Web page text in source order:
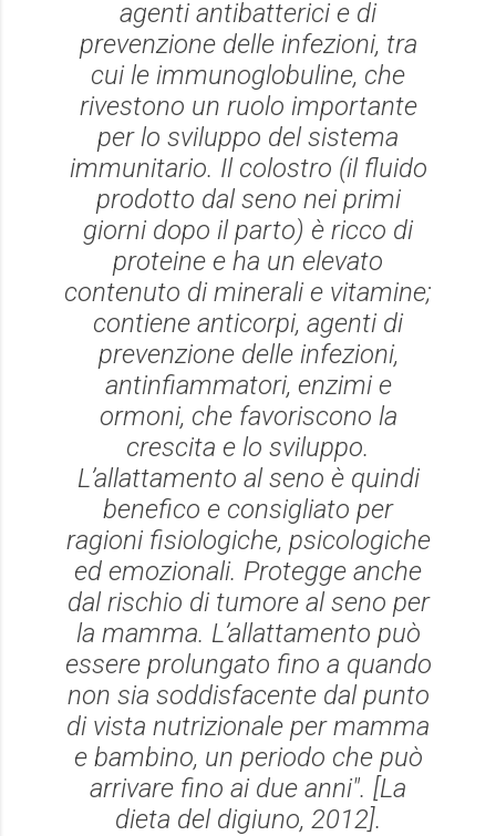
agenti antibatterici e di
prevenzione delle infezioni, tra
cui le immunoglobuline, che
rivestono un ruolo importante
per lo sviluppo del sistema
immunitario. Il colostro (il fluido
prodotto dal seno nei primi
giorni dopo il parto) è ricco di
proteine e ha un elevato
contenuto di minerali e vitamine;
contiene anticorpi, agenti di
prevenzione delle infezioni,
antinfiammatori, enzimi e
ormoni, che favoriscono la
crescita e lo sviluppo.
L’allattamento al seno è quindi
benefico e consigliato per
ragioni fisiologiche, psicologiche
ed emozionali. Protegge anche
dal rischio di tumore al seno per
la mamma. L’allattamento può
essere prolungato fino a quando
non sia soddisfacente dal punto
di vista nutrizionale per mamma
e bambino, un periodo che può
arrivare fino ai due anni". [La
dieta del digiuno, 2012].